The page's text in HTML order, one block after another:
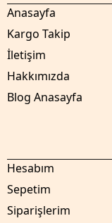
Anasayfa
Kargo Takip
İletişim
Hakkımızda
Blog Anasayfa
Hesabım
Sepetim
Siparişlerim